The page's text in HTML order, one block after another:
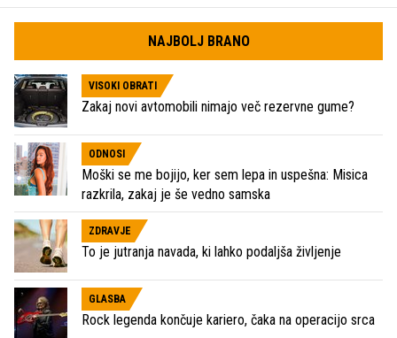
NAJBOLJ BRANO
VISOKI OBRATI
Zakaj novi avtomobili nimajo več rezervne gume?
ODNOSI
Moški se me bojijo, ker sem lepa in uspešna: Misica
razkrila, zakaj je še vedno samska
ZDRAVJE
To je jutranja navada, ki lahko podaljša življenje
GLASBA
Rock legenda končuje kariero, čaka na operacijo srca